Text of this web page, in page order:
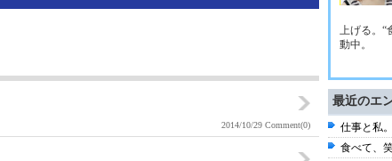
2014/10/29 Comment(0)
上げる。“
動中。
最近のエ
仕事と私。
食べて、